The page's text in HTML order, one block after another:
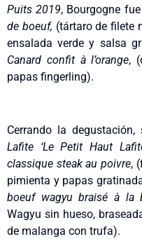
Puits 2019, Bourgogne
de boeuf, (tártaro de filete
ensalada verde y salsa
Canard confit à l’orange,
papas fingerling).
Cerrando la degustación,
Lafite ‘Le Petit Haut
classique steak au poivre,
pimienta y papas
boeuf wagyu braisé à la
Wagyu sin hueso,
de malanga con trufa).